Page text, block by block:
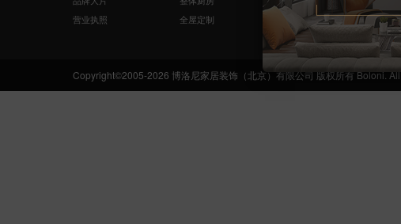
营业执照
全屋定制
网络申请
Copyright©2005-2026 博洛尼家居装饰（北京）有限公司 版权所有 Boloni.